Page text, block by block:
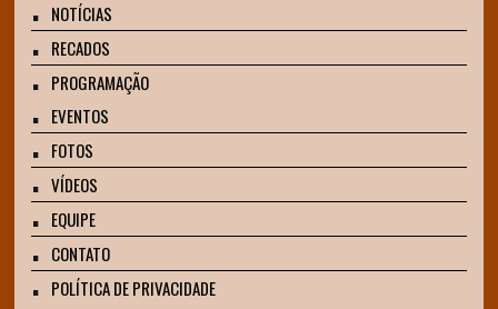
NOTÍCIAS
RECADOS
PROGRAMAÇÃO
EVENTOS
FOTOS
VÍDEOS
EQUIPE
CONTATO
POLÍTICA DE PRIVACIDADE